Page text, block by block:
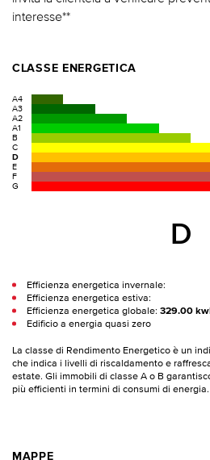
interesse**
CLASSE ENERGETICA
A4
A3
A2
A1
B
C
D
E
F
G
D
Efficienza energetica invernale:
Efficienza energetica estiva:
Efficienza energetica globale: 329.00
Edificio a energia quasi zero
La classe di Rendimento Energetico è un
che indica i livelli di riscaldamento e
estate. Gli immobili di classe A o B
più efficienti in termini di consumi di energia.
MAPPE